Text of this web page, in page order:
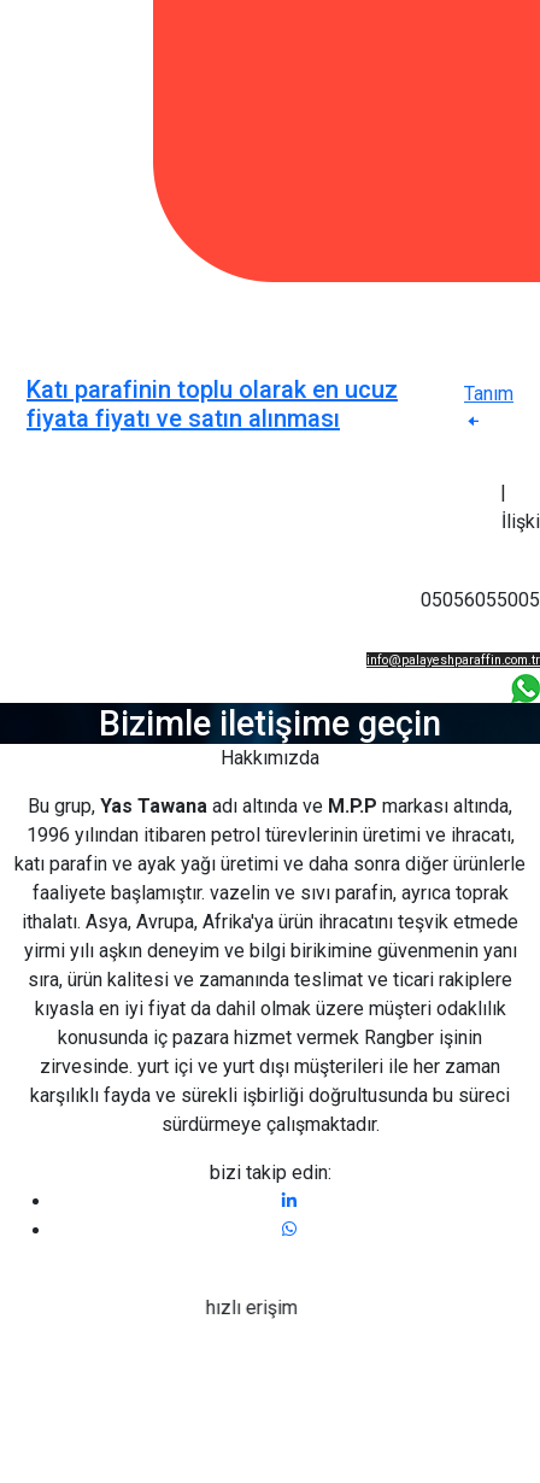
Katı parafinin toplu olarak en ucuz
fiyata fiyatı ve satın alınması
Tanım
|
İlişki
05056055005
info@palayeshparaffin.com.tr
Bizimle iletişime geçin
Hakkımızda
Bu grup, Yas Tawana adı altında ve M.P.P markası altında,
1996 yılından itibaren petrol türevlerinin üretimi ve ihracatı,
katı parafin ve ayak yağı üretimi ve daha sonra diğer ürünlerle
faaliyete başlamıştır. vazelin ve sıvı parafin, ayrıca toprak
ithalatı. Asya, Avrupa, Afrika'ya ürün ihracatını teşvik etmede
yirmi yılı aşkın deneyim ve bilgi birikimine güvenmenin yanı
sıra, ürün kalitesi ve zamanında teslimat ve ticari rakiplere
kıyasla en iyi fiyat da dahil olmak üzere müşteri odaklılık
konusunda iç pazara hizmet vermek Rangber işinin
zirvesinde. yurt içi ve yurt dışı müşterileri ile her zaman
karşılıklı fayda ve sürekli işbirliği doğrultusunda bu süreci
sürdürmeye çalışmaktadır.
bizi takip edin:
hızlı erişim